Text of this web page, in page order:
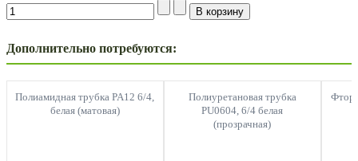
Дополнительно потребуются:
Полиамидная трубка PA12 6/4,
белая (матовая)
Полиуретановая трубка
PU0604, 6/4 белая
(прозрачная)